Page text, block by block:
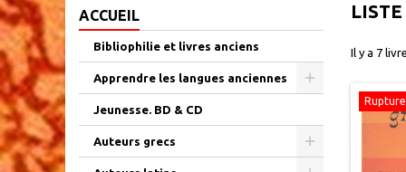
ACCUEIL
Bibliophilie et livres anciens
Apprendre les langues anciennes
Jeunesse. BD & CD
Auteurs grecs
Il y a 7